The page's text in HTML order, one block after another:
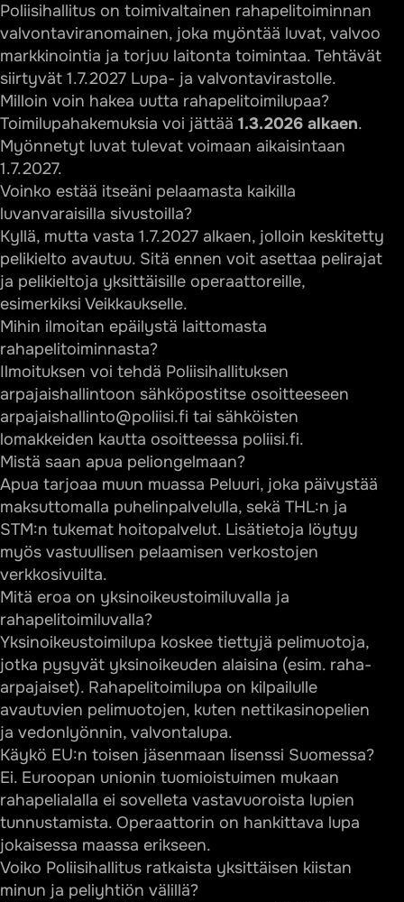
Poliisihallitus on toimivaltainen rahapelitoiminnan
valvontaviranomainen, joka myöntää luvat, valvoo
markkinointia ja torjuu laitonta toimintaa. Tehtävät
siirtyvät 1.7.2027 Lupa- ja valvontavirastolle.
Milloin voin hakea uutta rahapelitoimilupaa?
Toimilupahakemuksia voi jättää 1.3.2026 alkaen.
Myönnetyt luvat tulevat voimaan aikaisintaan
1.7.2027.
Voinko estää itseäni pelaamasta kaikilla
luvanvaraisilla sivustoilla?
Kyllä, mutta vasta 1.7.2027 alkaen, jolloin keskitetty
pelikielto avautuu. Sitä ennen voit asettaa pelirajat
ja pelikieltoja yksittäisille operaattoreille,
esimerkiksi Veikkaukselle.
Mihin ilmoitan epäilystä laittomasta
rahapelitoiminnasta?
Ilmoituksen voi tehdä Poliisihallituksen
arpajaishallintoon sähköpostitse osoitteeseen
arpajaishallinto@poliisi.fi tai sähköisten
lomakkeiden kautta osoitteessa poliisi.fi.
Mistä saan apua peliongelmaan?
Apua tarjoaa muun muassa Peluuri, joka päivystää
maksuttomalla puhelinpalvelulla, sekä THL:n ja
STM:n tukemat hoitopalvelut. Lisätietoja löytyy
myös vastuullisen pelaamisen verkostojen
verkkosivuilta.
Mitä eroa on yksinoikeustoimiluvalla ja
rahapelitoimiluvalla?
Yksinoikeustoimilupa koskee tiettyjä pelimuotoja,
jotka pysyvät yksinoikeuden alaisina (esim. raha-
arpajaiset). Rahapelitoimilupa on kilpailulle
avautuvien pelimuotojen, kuten nettikasinopelien
ja vedonlyönnin, valvontalupa.
Käykö EU:n toisen jäsenmaan lisenssi Suomessa?
Ei. Euroopan unionin tuomioistuimen mukaan
rahapelialalla ei sovelleta vastavuoroista lupien
tunnustamista. Operaattorin on hankittava lupa
jokaisessa maassa erikseen.
Voiko Poliisihallitus ratkaista yksittäisen kiistan
minun ja peliyhtiön välillä?